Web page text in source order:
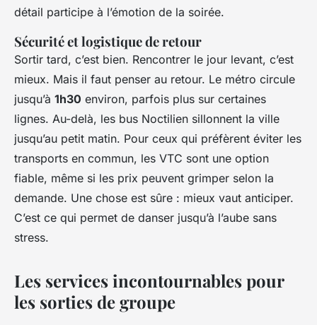
détail participe à l’émotion de la soirée.
Sécurité et logistique de retour
Sortir tard, c’est bien. Rencontrer le jour levant, c’est
mieux. Mais il faut penser au retour. Le métro circule
jusqu’à 1h30 environ, parfois plus sur certaines
lignes. Au-delà, les bus Noctilien sillonnent la ville
jusqu’au petit matin. Pour ceux qui préfèrent éviter les
transports en commun, les VTC sont une option
fiable, même si les prix peuvent grimper selon la
demande. Une chose est sûre : mieux vaut anticiper.
C’est ce qui permet de danser jusqu’à l’aube sans
stress.
Les services incontournables pour
les sorties de groupe